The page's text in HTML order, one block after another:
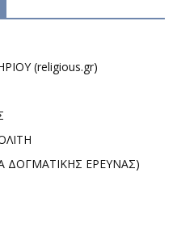
(religious.gr)
ΕΡΕΥΝΑΣ)